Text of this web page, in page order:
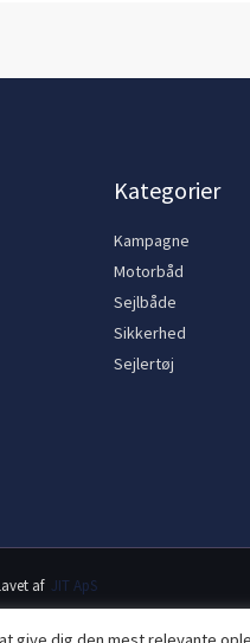
Kategorier
Kampagne
Motorbåd
Sejlbåde
Sikkerhed
Sejlertøj
af JIT ApS